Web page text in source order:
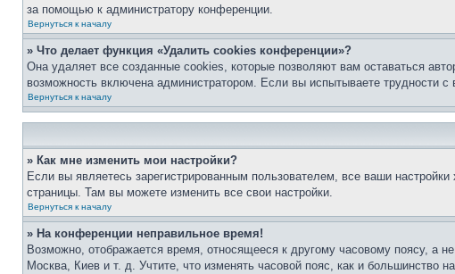
за помощью к администратору конференции.
Вернуться к началу
» Что делает функция «Удалить cookies конференции»?
Она удаляет все созданные cookies, которые позволяют вам оставаться
возможность включена администратором. Если вы испытываете
Вернуться к началу
» Как мне изменить мои настройки?
Если вы являетесь зарегистрированным пользователем, все ваши
страницы. Там вы можете изменить все свои настройки.
Вернуться к началу
» На конференции неправильное время!
Возможно, отображается время, относящееся к другому часовому поясу, а
Москва, Киев и т. д. Учтите, что изменять часовой пояс, как и большинство